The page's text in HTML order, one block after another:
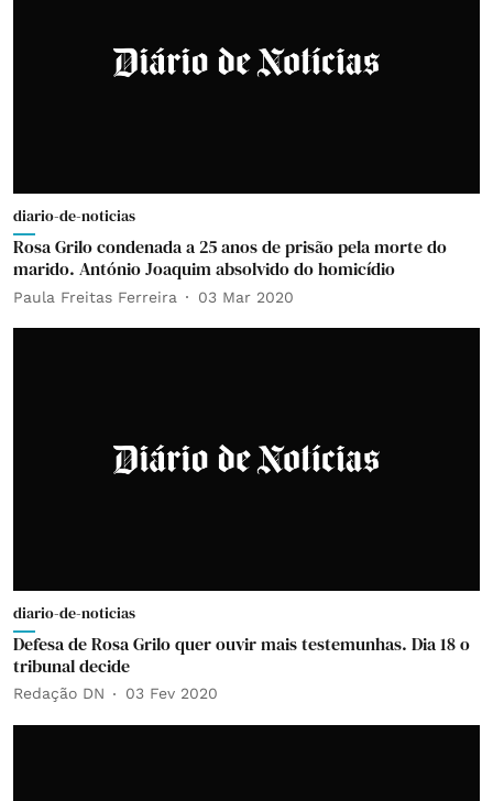
diario-de-noticias
Rosa Grilo condenada a 25 anos de prisão pela morte do
marido. António Joaquim absolvido do homicídio
Paula Freitas Ferreira 03 Mar 2020
diario-de-noticias
Defesa de Rosa Grilo quer ouvir mais testemunhas. Dia 18 o
tribunal decide
Redação DN 03 Fev 2020